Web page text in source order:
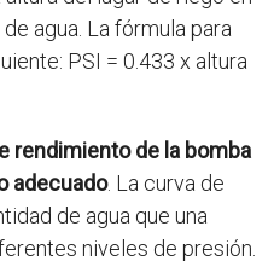
agua. La fórmula para
PSI = 0.433 x altura
rendimiento de la bomba
adecuado. La curva de
de agua que una
niveles de presión.